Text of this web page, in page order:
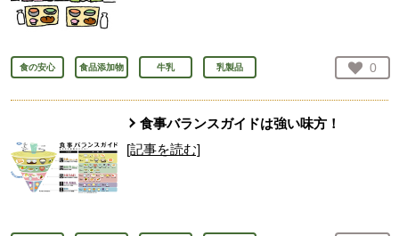
食の安心 食品添加物 牛乳 乳製品 お気
0
人
食事バランスガイドは強い味方！
[記事を読む]